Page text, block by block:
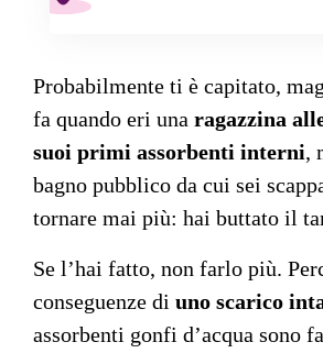
Probabilmente ti è capitato,
fa quando eri una ragazzina
suoi primi assorbenti interni,
bagno pubblico da cui sei
tornare mai più: hai buttato il
Se l’hai fatto, non farlo più.
conseguenze di uno scarico
assorbenti gonfi d’acqua sono